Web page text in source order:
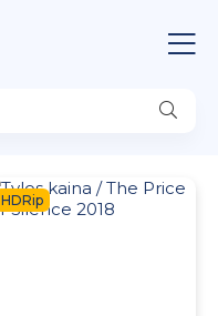
HDRip